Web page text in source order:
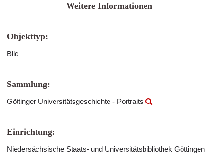
Weitere Informationen
Objekttyp:
Bild
Sammlung:
Göttinger Universitätsgeschichte - Portraits
Einrichtung:
Niedersächsische Staats- und Universitätsbibliothek Göttingen